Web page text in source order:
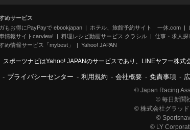
めサービス
もお得にPayPayで ebookjapan
ホテル、旅館予約サイト 一休.com
情報サイトcarview!
料理レシピ動画サービス クラシル 仕事・求人探
め情報サービス「mybest」
Yahoo! JAPAN
スポーツナビはYahoo! JAPANのサービスであり、LINEヤフー株式
- プライバシーセンター - 利用規約 - 会社概要 - 免責事項 -
© Japan Racing
© 毎日新聞
© 株式会社グラッ
©
© LY